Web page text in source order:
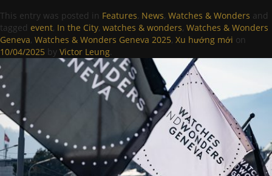
This entry was posted in Features, News, Watches & Wonders and
tagged event, In the City, watches & wonders, Watches & Wonders
Geneva, Watches & Wonders Geneva 2025, Xu hướng mới on
10/04/2025 by Victor Leung.